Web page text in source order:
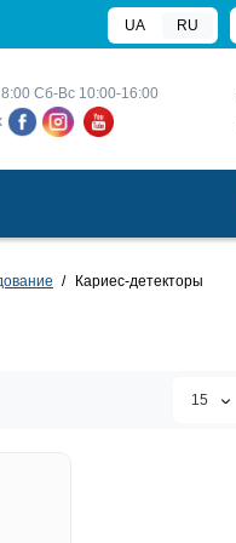
UA RU
Сб-Вс 10:00-16:00
Кариес-детекторы
15